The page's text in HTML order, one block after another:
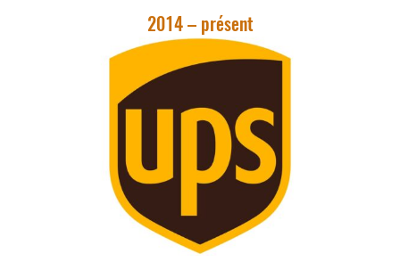
2014 – présent